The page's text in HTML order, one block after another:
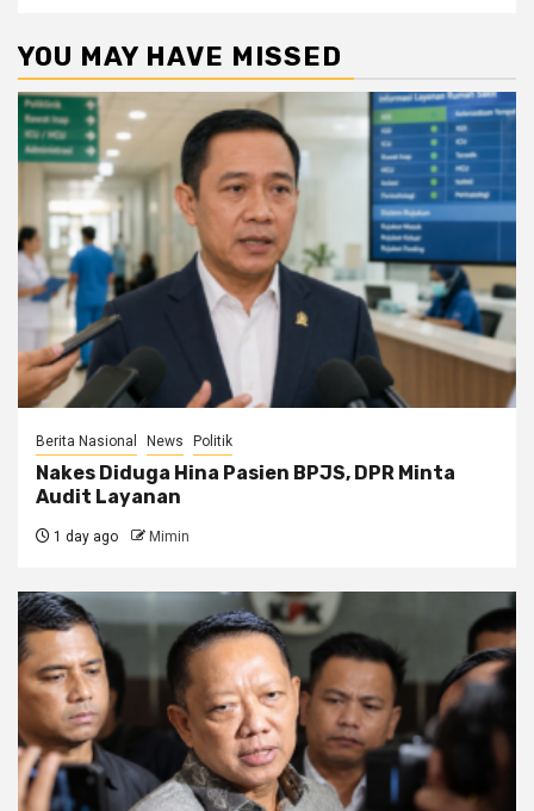
YOU MAY HAVE MISSED
Berita Nasional News Politik
Nakes Diduga Hina Pasien BPJS, DPR Minta
Audit Layanan
1 day ago Mimin